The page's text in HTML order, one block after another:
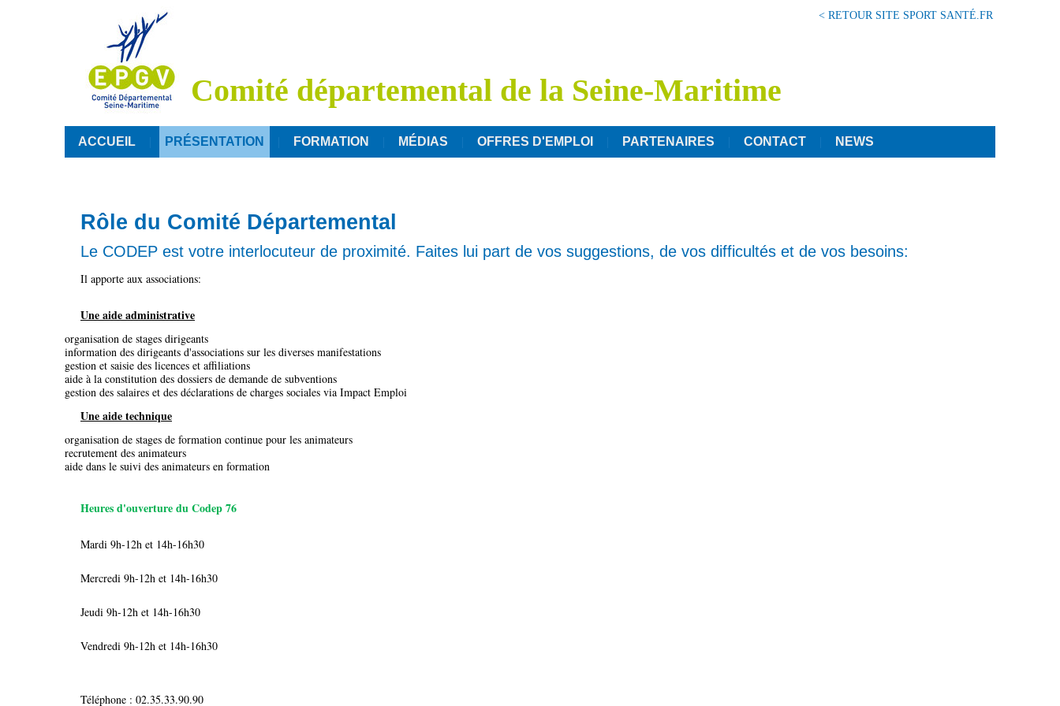
< RETOUR SITE SPORT SANTÉ.FR
Comité départemental de la Seine-Maritime
ACCUEIL PRÉSENTATION FORMATION MÉDIAS OFFRES D'EMPLOI PARTENAIRES CONTACT NEWS
Rôle du Comité Départemental
Le CODEP est votre interlocuteur de proximité. Faites lui part de vos suggestions, de vos difficultés et de vos besoins:
Il apporte aux associations:
Une aide administrative
organisation de stages dirigeants
information des dirigeants d'associations sur les diverses manifestations
gestion et saisie des licences et affiliations
aide à la constitution des dossiers de demande de subventions
gestion des salaires et des déclarations de charges sociales via Impact Emploi
Une aide technique
organisation de stages de formation continue pour les animateurs
recrutement des animateurs
aide dans le suivi des animateurs en formation
Heures d'ouverture du Codep 76
Mardi 9h-12h et 14h-16h30
Mercredi 9h-12h et 14h-16h30
Jeudi 9h-12h et 14h-16h30
Vendredi 9h-12h et 14h-16h30
Téléphone : 02.35.33.90.90